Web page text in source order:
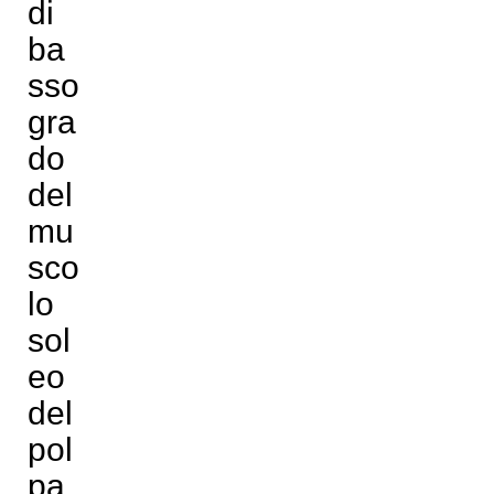
di
ba
sso
gra
do
del
mu
sco
lo
sol
eo
del
pol
pa